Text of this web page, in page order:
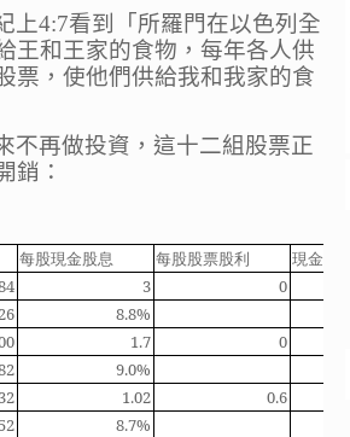
上4:7看到 「 所羅門在以色列全
王和王家的食物，每年各人供
票， 使他們供給我和我家的食
不再做投資，這十二組股票正
銷：
每股現金股息 每股股票股利 現金股息
3 0
8.8%
1.7 0
9.0%
1.02 0.6
8.7%